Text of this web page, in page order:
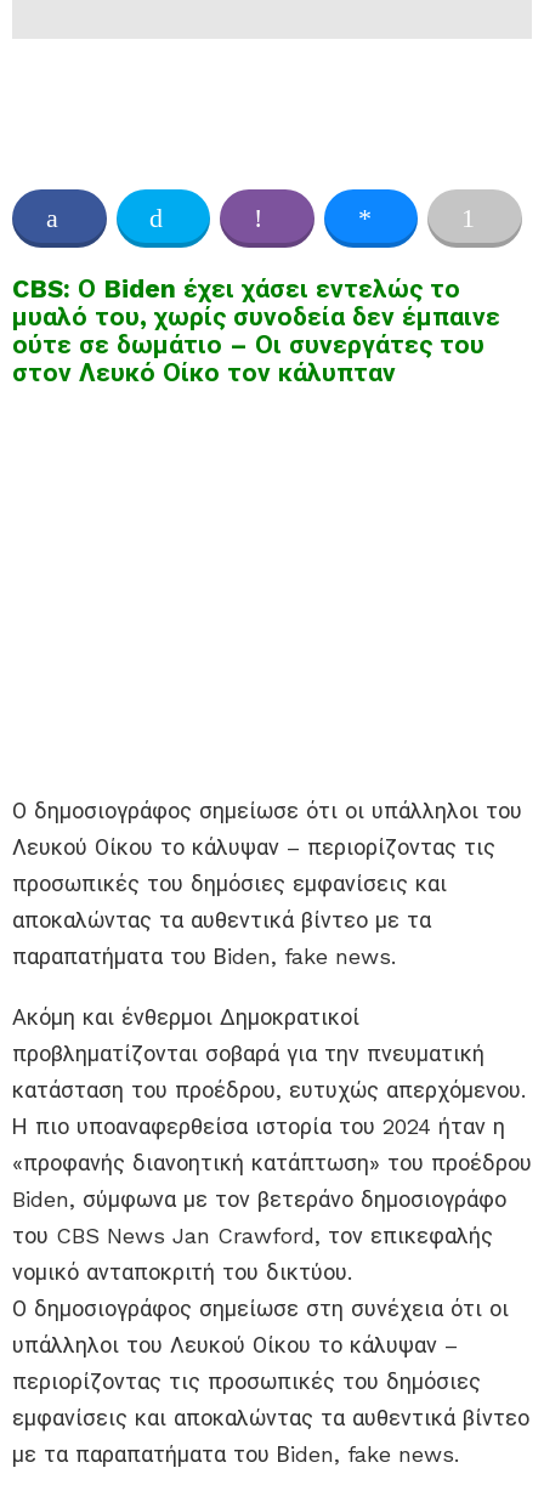
CBS: Ο Biden έχει χάσει εντελώς το
μυαλό του, χωρίς συνοδεία δεν έμπαινε
ούτε σε δωμάτιο – Οι συνεργάτες του
στον Λευκό Οίκο τον κάλυπταν
Ο δημοσιογράφος σημείωσε ότι οι υπάλληλοι του
Λευκού Οίκου το κάλυψαν – περιορίζοντας τις
προσωπικές του δημόσιες εμφανίσεις και
αποκαλώντας τα αυθεντικά βίντεο με τα
παραπατήματα του Βiden, fake news.
Ακόμη και ένθερμοι Δημοκρατικοί
προβληματίζονται σοβαρά για την πνευματική
κατάσταση του προέδρου, ευτυχώς απερχόμενου.
Η πιο υποαναφερθείσα ιστορία του 2024 ήταν η
«προφανής διανοητική κατάπτωση» του προέδρου
Biden, σύμφωνα με τον βετεράνο δημοσιογράφο
του CBS News Jan Crawford, τον επικεφαλής
νομικό ανταποκριτή του δικτύου.
Ο δημοσιογράφος σημείωσε στη συνέχεια ότι οι
υπάλληλοι του Λευκού Οίκου το κάλυψαν –
περιορίζοντας τις προσωπικές του δημόσιες
εμφανίσεις και αποκαλώντας τα αυθεντικά βίντεο
με τα παραπατήματα του Βiden, fake news.